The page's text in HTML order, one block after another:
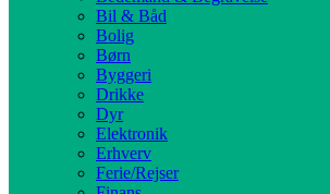
Bil & Båd
Bolig
Børn
Byggeri
Drikke
Dyr
Elektronik
Erhverv
Ferie/Rejser